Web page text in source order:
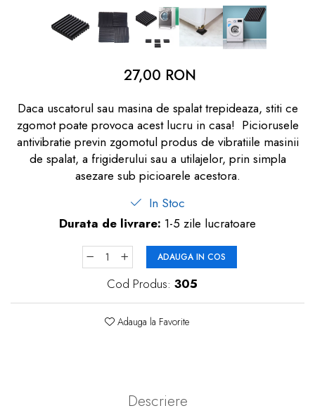
dopuri de urechi
Produse îngrijire copii
27,00 RON
Daca uscatorul sau masina de spalat trepideaza, stiti ce
zgomot poate provoca acest lucru in casa! Piciorusele
antivibratie previn zgomotul produs de vibratiile masinii
de spalat, a frigiderului sau a utilajelor, prin simpla
asezare sub picioarele acestora.
In Stoc
Durata de livrare: 1-5 zile lucratoare
ADAUGA IN COS
Cod Produs: 305
Adauga la Favorite
Descriere